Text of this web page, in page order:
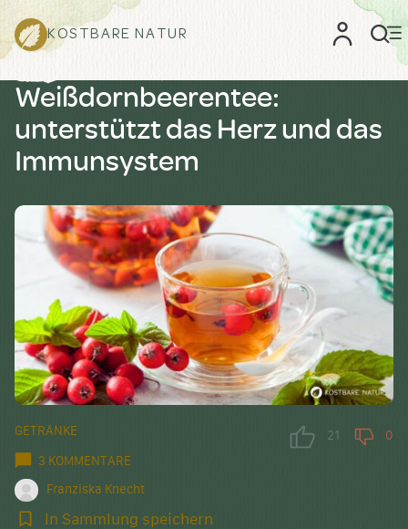
KOSTBARE NATUR
Weißdornbeerentee:
unterstützt das Herz und das
Immunsystem
GETRÄNKE
3 KOMMENTARE
Franziska Knecht
21 0
In
In Sammlung speichern